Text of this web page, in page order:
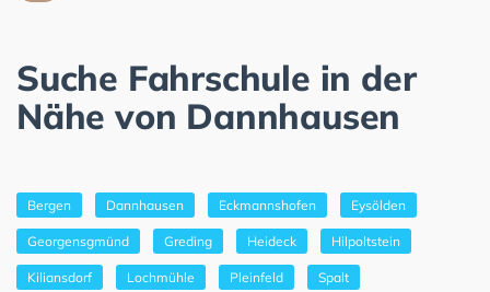
Suche Fahrschule in der
Nähe von Dannhausen
Bergen Dannhausen Eckmannshofen Eysölden
Georgensgmünd Greding Heideck Hilpoltstein
Kiliansdorf Lochmühle Pleinfeld Spalt